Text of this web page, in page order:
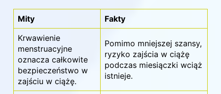
Mity
Fakty
Krwawienie
menstruacyjne
oznacza całkowite
bezpieczeństwo w
zajściu w ciążę.
Pomimo mniejszej szansy,
ryzyko zajścia w ciążę
podczas miesiączki wciąż
istnieje.